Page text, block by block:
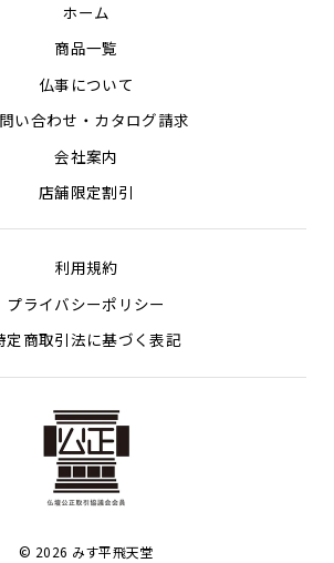
ホーム
商品一覧
仏事について
い合わせ・カタログ請求
会社案内
店舗限定割引
利用規約
プライバシーポリシー
定商取引法に基づく表記
© 2026 みす平飛天堂